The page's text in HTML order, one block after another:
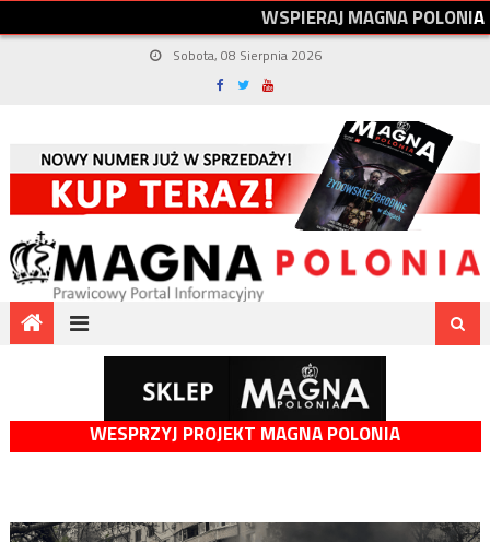
WSPIERAJMAGNAPOLONIA
Sobota, 08 Sierpnia 2026
WESPRZYJ PROJEKT MAGNA POLONIA